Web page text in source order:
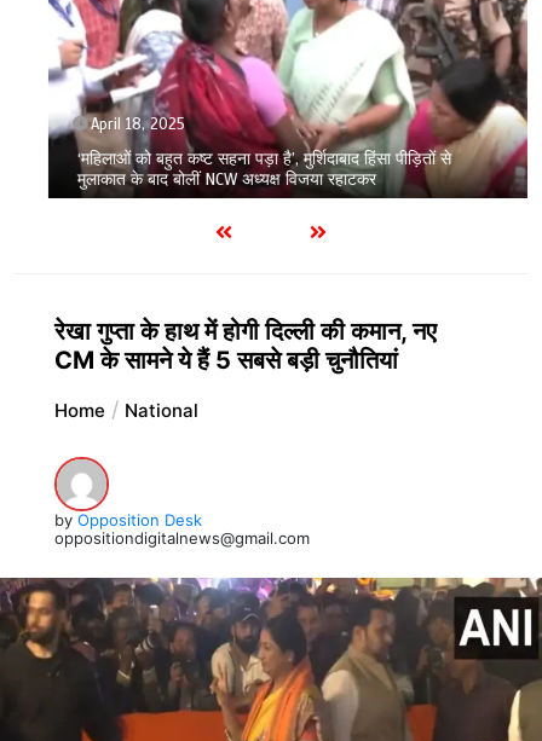
April 18, 2025
‘महिलाओं को बहुत कष्ट सहना पड़ा है’, मुर्शिदाबाद हिंसा पीड़ितों से
मुलाकात के बाद बोलीं NCW अध्यक्ष विजया रहाटकर
रेखा गुप्ता के हाथ में होगी दिल्ली की कमान, नए
CM के सामने ये हैं 5 सबसे बड़ी चुनौतियां
Home National
by Opposition Desk
oppositiondigitalnews@gmail.com